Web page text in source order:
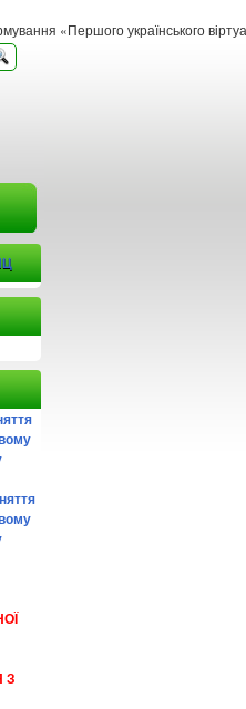
українського віртуального
З